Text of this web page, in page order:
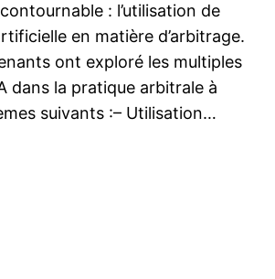
: l’utilisation de
en matière d’arbitrage.
ont exploré les multiples
dans la pratique arbitrale à
suivants :– Utilisation…